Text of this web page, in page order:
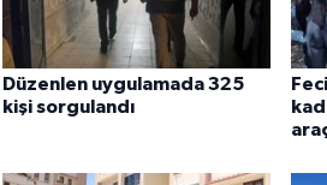
Düzenlen uygulamada 325
kişi sorgulandı